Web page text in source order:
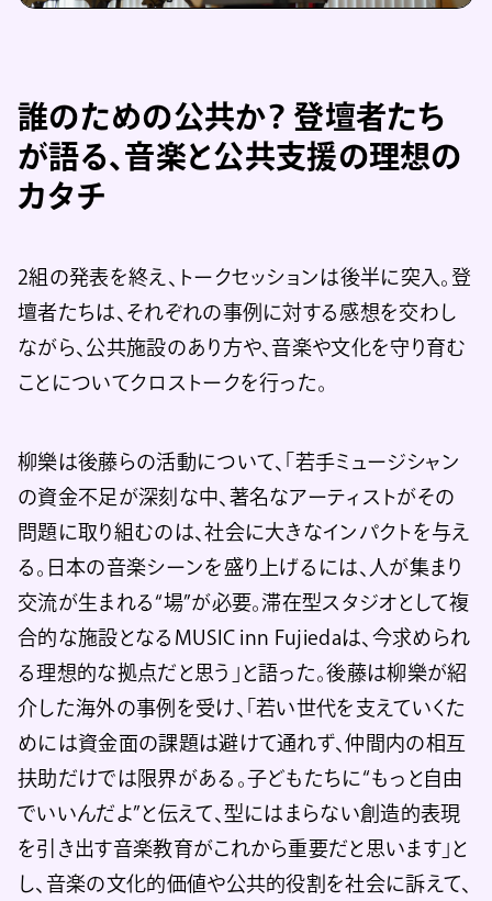
誰のための公共か？ 登壇者たち
が語る、音楽と公共支援の理想の
カタチ
2組の発表を終え、トークセッションは後半に突入。登
壇者たちは、それぞれの事例に対する感想を交わし
ながら、公共施設のあり方や、音楽や文化を守り育む
ことについてクロストークを行った。
柳樂は後藤らの活動について、「若手ミュージシャン
の資金不足が深刻な中、著名なアーティストがその
問題に取り組むのは、社会に大きなインパクトを与え
る。日本の音楽シーンを盛り上げるには、人が集まり
交流が生まれる“場”が必要。滞在型スタジオとして複
合的な施設となるMUSIC inn Fujiedaは、今求められ
る理想的な拠点だと思う」と語った。後藤は柳樂が紹
介した海外の事例を受け、「若い世代を支えていくた
めには資金面の課題は避けて通れず、仲間内の相互
扶助だけでは限界がある。子どもたちに“もっと自由
でいいんだよ”と伝えて、型にはまらない創造的表現
を引き出す音楽教育がこれから重要だと思います」と
し、音楽の文化的価値や公共的役割を社会に訴えて、